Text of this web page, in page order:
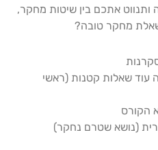
אתכם בין שיטות מחקר,
שאלת מחקר טובה?
עוד שאלות קטנות (ראשי
הקורס
(נושא שטרם נחקר)